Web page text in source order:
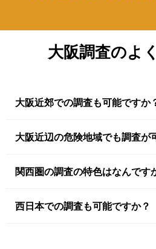
大阪調査のよ
大阪近郊での調査も可能ですか
大阪近辺の危険地域でも調査が
関西圏の調査の特色はなんです
西日本での調査も可能ですか？